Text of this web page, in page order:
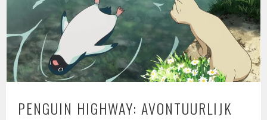
PENGUIN HIGHWAY: AVONTUURLIJK